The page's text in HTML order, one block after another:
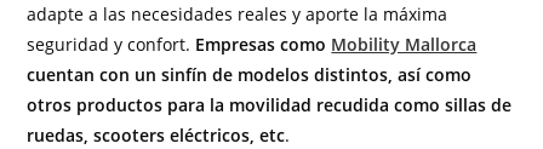
adapte a las necesidades reales y aporte la máxima
seguridad y confort. Empresas como Mobility Mallorca
cuentan con un sinfín de modelos distintos, así como
otros productos para la movilidad recudida como sillas de
ruedas, scooters eléctricos, etc.